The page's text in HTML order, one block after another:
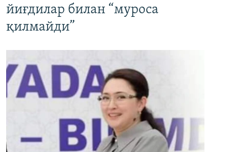
йиғдилар билан “муроса
қилмайди”